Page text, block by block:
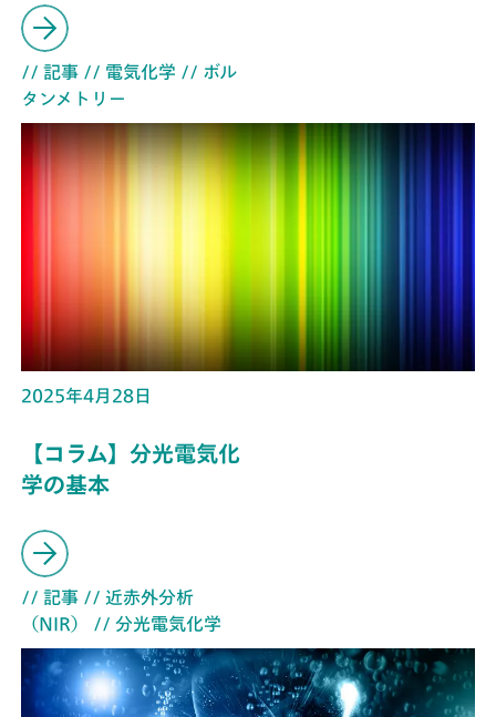
// 記事 // 電気化学 // ボル
タンメトリー
2025年4月28日
【コラム】分光電気化
学の基本
// 記事 // 近赤外分析
（NIR）
// 分光電気化学